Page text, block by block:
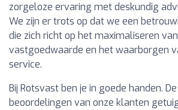
zorgeloze ervaring met deskundig
We zijn er trots op dat we een
die zich richt op het maximaliseren
vastgoedwaarde en het waarborgen
service.
Bij Rotsvast ben je in goede handen.
beoordelingen van onze klanten